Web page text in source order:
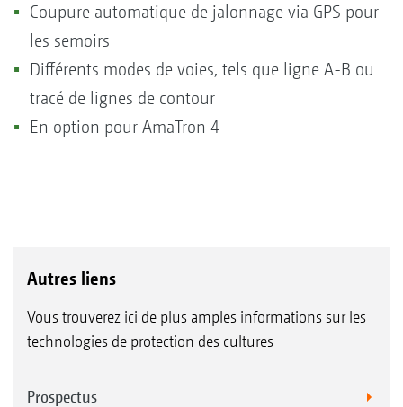
Coupure automatique de jalonnage via GPS pour
les semoirs
Différents modes de voies, tels que ligne A-B ou
tracé de lignes de contour
En option pour AmaTron 4
Autres liens
Vous trouverez ici de plus amples informations sur les
technologies de protection des cultures
Prospectus